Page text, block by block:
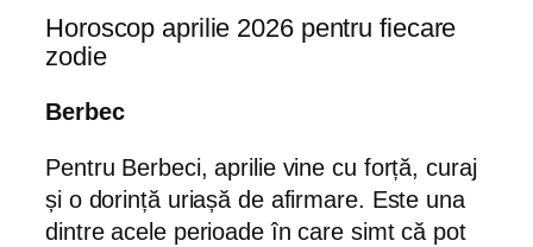
Horoscop aprilie 2026 pentru fiecare
zodie
Berbec
Pentru Berbeci, aprilie vine cu forță, curaj
și o dorință uriașă de afirmare. Este una
dintre acele perioade în care simt că pot